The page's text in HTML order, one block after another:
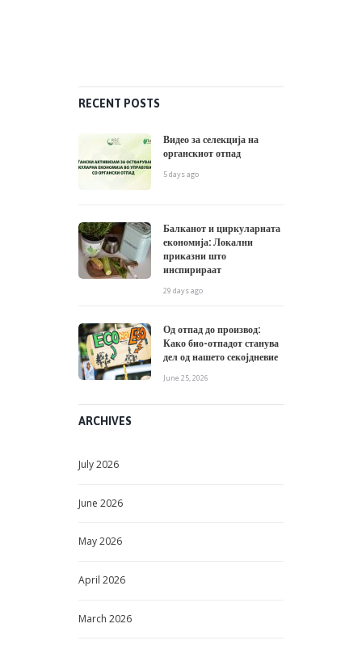
RECENT POSTS
Видео за селекција на
органскиот отпад
5 days ago
Балканот и циркуларната
економија: Локални
приказни што
инспирираат
29 days ago
Од отпад до производ:
Како био-отпадот станува
дел од нашето секојдневие
June 25, 2026
ARCHIVES
July2026
June 2026
May2026
April 2026
March 2026